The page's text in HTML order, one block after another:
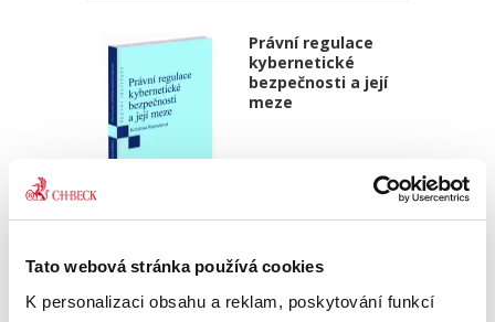
Tato webová stránka používá cookies
K personalizaci obsahu a reklam, poskytování funkcí
Právní regulace
kybernetické
bezpečnosti a její
meze